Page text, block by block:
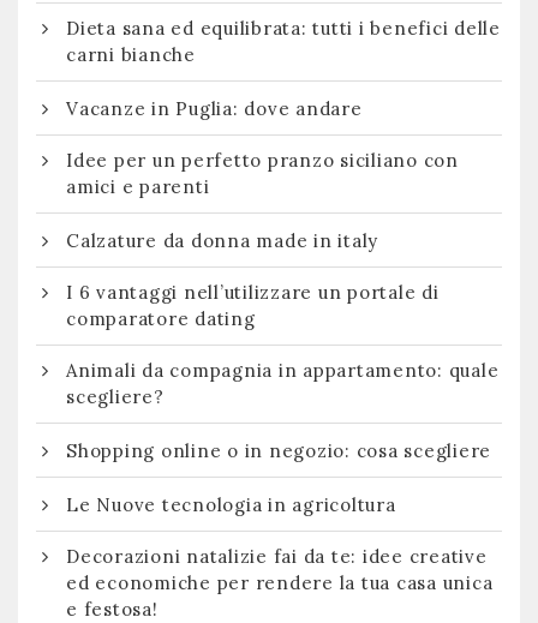
Dieta sana ed equilibrata: tutti i benefici delle
carni bianche
Vacanze in Puglia: dove andare
Idee per un perfetto pranzo siciliano con
amici e parenti
Calzature da donna made in italy
I 6 vantaggi nell’utilizzare un portale di
comparatore dating
Animali da compagnia in appartamento: quale
scegliere?
Shopping online o in negozio: cosa scegliere
Le Nuove tecnologia in agricoltura
Decorazioni natalizie fai da te: idee creative
ed economiche per rendere la tua casa unica
e festosa!